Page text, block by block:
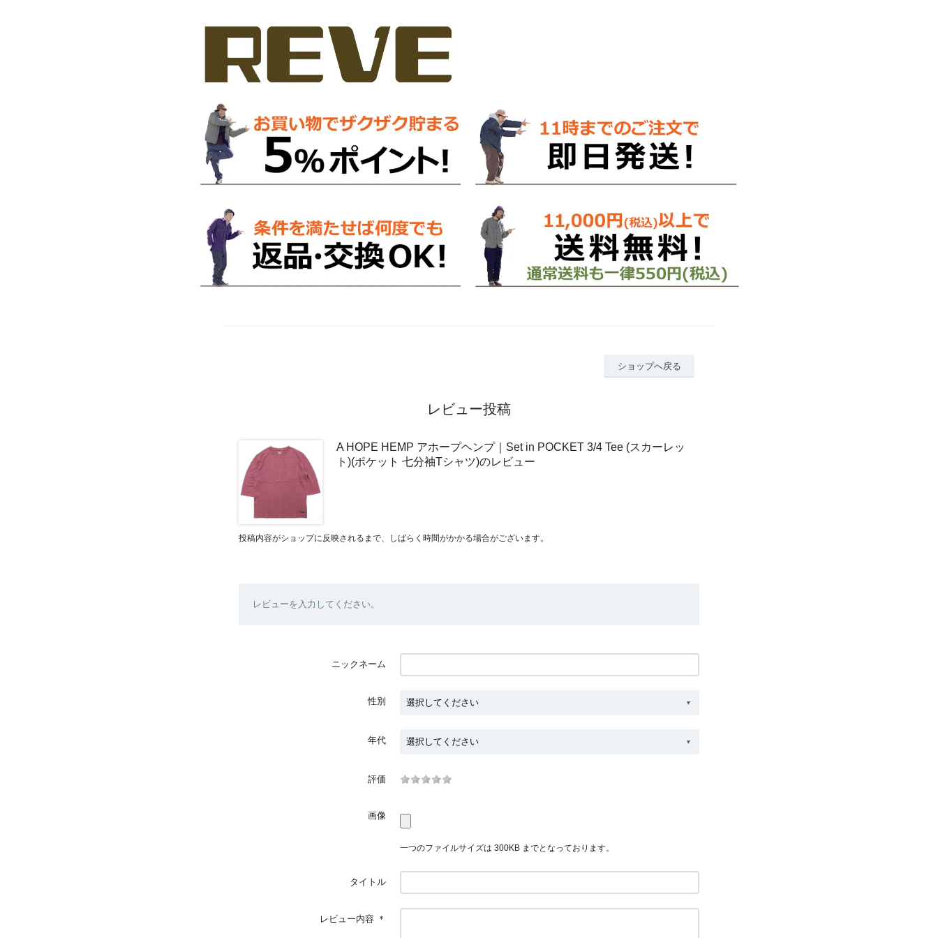
ショップへ戻る
レビュー投稿
A HOPE HEMP アホープヘンプ｜Set in POCKET 3/4 Tee (スカーレッ
ト)(ポケット 七分袖Tシャツ)のレビュー
投稿内容がショップに反映されるまで、しばらく時間がかかる場合がございます。
レビューを入力してください。
ニックネーム
性別
年代
評価
画像
一つのファイルサイズは 300KB までとなっております。
タイトル
レビュー内容 ＊